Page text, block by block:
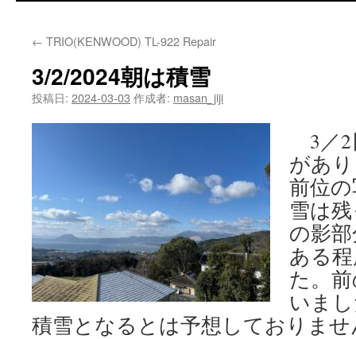
← TRIO(KENWOOD) TL-922 Repair
3/2/2024朝は積雪
投稿日: 2024-03-03 作成者: masan_jiji
3／2
があ
前位
雪は
の影
ある
た。
いま
積雪となるとは予想しておりま